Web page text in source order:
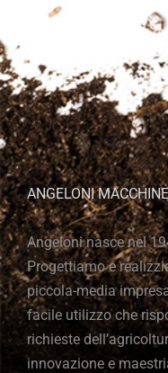
ANGELONI
Angeloni nasce nel
Progettiamo e
piccola-media
facile utilizzo che
richieste
innovazione e